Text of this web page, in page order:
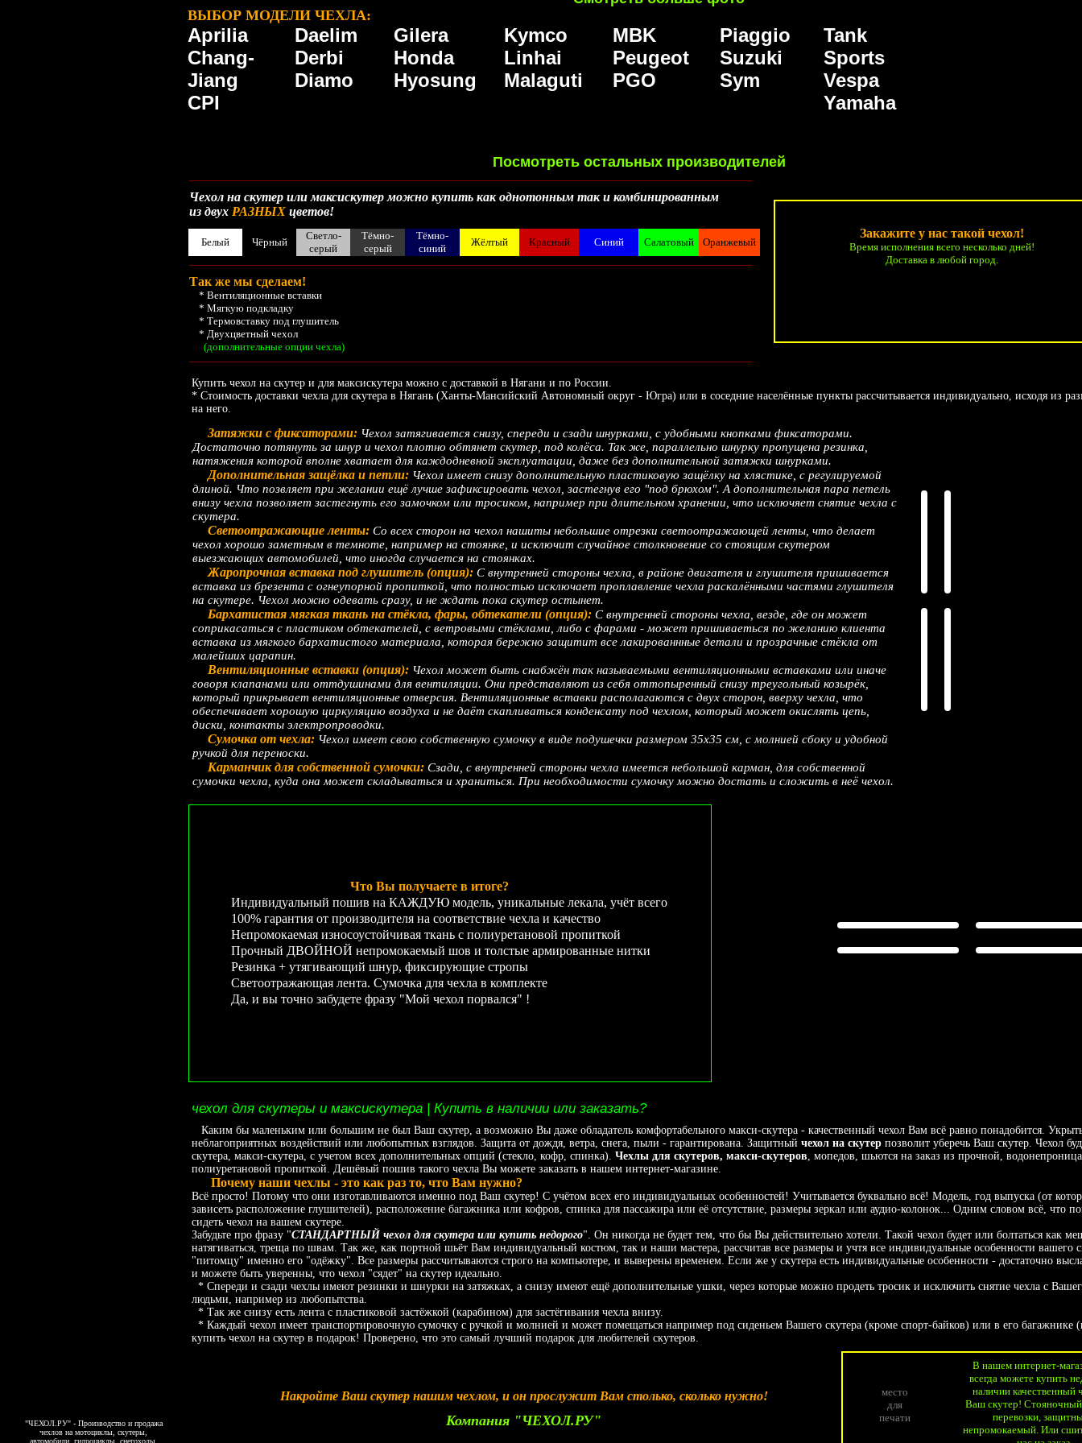
"ЧЕХОЛ.РУ" - Производство и продажа
чехлов на мотоциклы, скутеры,
автомобили, гидроциклы, снегоходы,
ВЫБОР МОДЕЛИ ЧЕХЛА:
Aprilia
Chang-
Jiang
CPI
Daelim
Derbi
Diamo
Gilera
Honda
Hyosung
Kymco
Linhai
Malaguti
MBK
Peugeot
PGO
Piaggio
Suzuki
Sym
Tank
Sports
Vespa
Yamaha
Посмотреть остальных производителей
Чехол на скутер или максискутер можно купить как однотонным так и комбинированным
из двух РАЗНЫХ цветов!
Белый Чёрный
Светло-
серый
Тёмно-
серый
Тёмно-
синий
Жёлтый Красный Синий Салатовый Оранжевый
Так же мы сделаем!
* Вентиляционные вставки
* Мягкую подкладку
* Термовставку под глушитель
* Двухцветный чехол
(дополнительные опции чехла)
Закажите у нас такой чехол!
Время исполнения всего несколько дней!
Доставка в любой город.
Купить чехол на скутер и для максискутера можно с доставкой в Нягани и по России.
* Стоимость доставки чехла для скутера в Нягань (Ханты-Мансийский Автономный округ - Югра) или в соседние населённые пункты рассчитывается индивидуально, исходя из
на него.
Затяжки с фиксаторами: Чехол затягивается снизу, спереди и сзади шнурками, с удобными кнопками фиксаторами.
Достаточно потянуть за шнур и чехол плотно обтянет скутер, под колёса. Так же, параллельно шнурку пропущена резинка,
натяжения которой вполне хватает для каждодневной эксплуатации, даже без дополнительной затяжки шнурками.
Дополнительная защёлка и петли: Чехол имеет снизу дополнительную пластиковую защёлку на хлястике, с регулируемой
длиной. Что позвляет при желании ещё лучше зафиксировать чехол, застегнув его "под брюхом". А дополнительная пара петель
внизу чехла позволяет застегнуть его замочком или тросиком, например при длительном хранении, что исключяет снятие чехла с
скутера.
Светоотражающие ленты: Со всех сторон на чехол нашиты небольшие отрезки светоотражающей ленты, что делает
чехол хорошо заметным в темноте, например на стоянке, и исключит случайное столкновение со стоящим скутером
выезжающих автомобилей, что иногда случается на стоянках.
Жаропрочная вставка под глушитель (опция): С внутренней стороны чехла, в районе двигателя и глушителя пришивается
вставка из брезента с огнеупорной пропиткой, что полностью исключает проплавление чехла раскалёнными частями глушителя
на скутере. Чехол можно одевать сразу, и не ждать пока скутер остынет.
Бархатистая мягкая ткань на стёкла, фары, обтекатели (опция): С внутренней стороны чехла, везде, где он может
соприкасаться с пластиком обтекателей, с ветровыми стёклами, либо с фарами - может пришиваеться по желанию клиента
вставка из мягкого бархатистого материала, которая бережно защитит все лакированнные детали и прозрачные стёкла от
малейших царапин.
Вентиляционные вставки (опция): Чехол может быть снабжён так называемыми вентиляционными вставками или иначе
говоря клапанами или оттдушинами для вентиляции. Они представляют из себя оттопыренный снизу треугольный козырёк,
который прикрывает вентиляционные отверсия. Вентиляционные вставки располагаются с двух сторон, вверху чехла, что
обеспечивает хорошую циркуляцию воздуха и не даёт скапливаться конденсату под чехлом, который может окислять цепь,
диски, контакты электропроводки.
Сумочка от чехла: Чехол имеет свою собственную сумочку в виде подушечки размером 35х35 см, с молнией сбоку и удобной
ручкой для переноски.
Карманчик для собственной сумочки: Сзади, с внутренней стороны чехла имеется небольшой карман, для собственной
сумочки чехла, куда она может складываться и храниться. При необходимости сумочку можно достать и сложить в неё чехол.
Что Вы получаете в итоге?
Индивидуальный пошив на КАЖДУЮ модель, уникальные лекала, учёт всего
100% гарантия от производителя на соответствие чехла и качество
Непромокаемая износоустойчивая ткань с полиуретановой пропиткой
Прочный ДВОЙНОЙ непромокаемый шов и толстые армированные нитки
Резинка + утягивающий шнур, фиксирующие стропы
Светоотражающая лента. Сумочка для чехла в комплекте
Да, и вы точно забудете фразу "Мой чехол порвался" !
чехол для скутеры и максискутера | Купить в наличии или заказать?
Каким бы маленьким или большим не был Ваш скутер, а возможно Вы даже обладатель комфортабельного макси-скутера - качественный чехол Вам всё равно понадобится.
неблагоприятных воздействий или любопытных взглядов. Защита от дождя, ветра, снега, пыли - гарантирована. Защитный чехол на скутер позволит уберечь Ваш скутер. Чехол
скутера, макси-скутера, с учетом всех дополнительных опций (стекло, кофр, спинка). Чехлы для скутеров, макси-скутеров, мопедов, шьются на заказ из прочной,
полиуретановой пропиткой. Дешёвый пошив такого чехла Вы можете заказать в нашем интернет-магазине.
Почему наши чехлы - это как раз то, что Вам нужно?
Всё просто! Потому что они изготавливаются именно под Ваш скутер! С учётом всех его индивидуальных особенностей! Учитывается буквально всё! Модель, год выпуска (от
зависеть расположение глушителей), расположение багажника или кофров, спинка для пассажира или её отсутствие, размеры зеркал или аудио-колонок... Одним словом всё, что
сидеть чехол на вашем скутере.
Забудьте про фразу "СТАНДАРТНЫЙ чехол для скутера или купить недорого". Он никогда не будет тем, что бы Вы действительно хотели. Такой чехол будет или болтаться как
натягиваться, треща по швам. Так же, как портной шьёт Вам индивидуальный костюм, так и наши мастера, рассчитав все размеры и учтя все индивидуальные особенности вашего
"питомцу" именно его "одёжку". Все размеры рассчитываются строго на компьютере, и выверены временем. Если же у скутера есть индивидуальные особенности - достаточно
и можете быть уверенны, что чехол "сядет" на скутер идеально.
* Спереди и сзади чехлы имеют резинки и шнурки на затяжках, а снизу имеют ещё дополнительные ушки, через которые можно продеть тросик и исключить снятие чехла с
людьми, например из любопытства.
* Так же снизу есть лента с пластиковой застёжкой (карабином) для застёгивания чехла внизу.
* Каждый чехол имеет транспортировочную сумочку с ручкой и молнией и может помещаться например под сиденьем Вашего скутера (кроме спорт-байков) или в его багажнике
купить чехол на скутер в подарок! Проверено, что это самый лучший подарок для любителей скутеров.
Накройте Ваш скутер нашим чехлом, и он прослужит Вам столько, сколько нужно!
Компания "ЧЕХОЛ.РУ"
место
для
печати
В нашем интернет-
всегда можете купить
наличии качественный
Ваш скутер!
перевозки,
непромокаемый. Или